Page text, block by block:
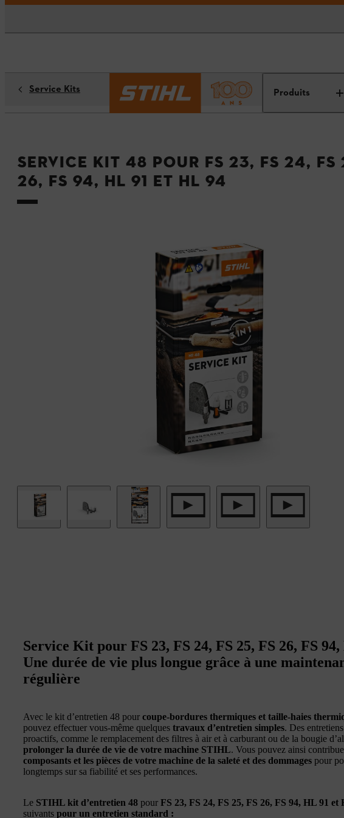
Produits
Service Kits
Service Kit 48 pour FS 23, FS 24, FS
26, FS 94, HL 91 et HL 94
Service Kit pour FS 23, FS 24, FS 25, FS 26, FS
Une durée de vie plus longue grâce à une
régulière
Avec le kit d’entretien 48 pour coupe-bordures thermiques et taille-haies
pouvez effectuer vous-même quelques travaux d’entretien simples. Des
proactifs, comme le remplacement des filtres à air et à carburant ou de la bougie
prolonger la durée de vie de votre machine STIHL. Vous pouvez ainsi
composants et les pièces de votre machine de la saleté et des dommages pour
longtemps sur sa fiabilité et ses performances.
Le STIHL kit d’entretien 48 pour FS 23, FS 24, FS 25, FS 26, FS 94, HL 91 et
suivants pour un entretien standard :